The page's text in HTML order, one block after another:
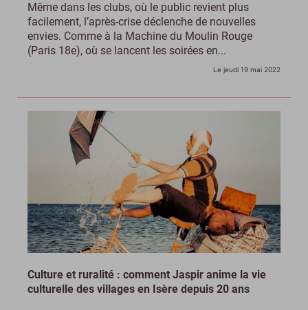
Même dans les clubs, où le public revient plus
facilement, l’après-crise déclenche de nouvelles
envies. Comme à la Machine du Moulin Rouge
(Paris 18e), où se lancent les soirées en...
Le jeudi 19 mai 2022
Culture et ruralité : comment Jaspir anime la vie
culturelle des villages en Isère depuis 20 ans